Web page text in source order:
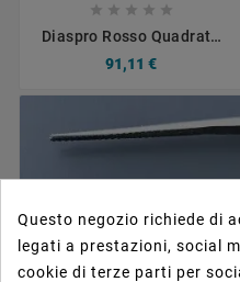
    
Diaspro Rosso Quadrata
Mano 10X10X5mm
91,11 €
Questo negozio richiede di
legati a prestazioni, social
cookie di terze parti per